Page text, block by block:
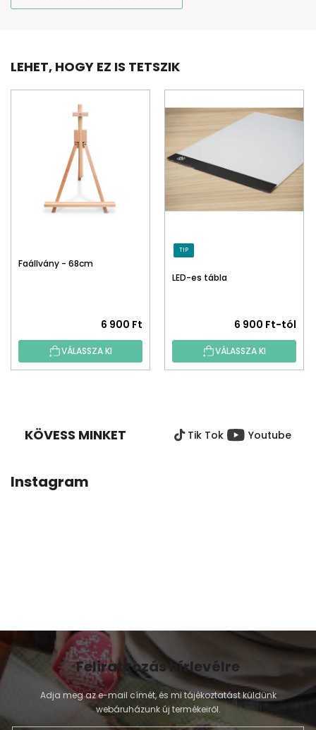
LEHET, HOGY EZ IS TETSZIK
Faállvány - 68cm
6 900 Ft
VÁLASSZA KI
TIP
LED-es tábla
6 900 Ft-tól
VÁLASSZA KI
KÖVESS MINKET Tik Tok Youtube
Instagram
Feliratkozás hírlevélre
Adja meg az e-mail címét, és mi tájékoztatást küldünk
webáruházunk új termékeiről.